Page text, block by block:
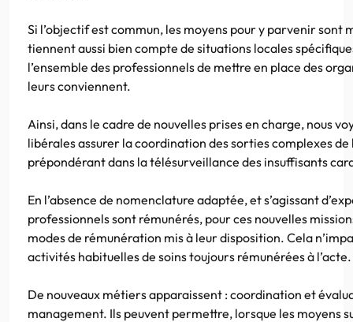
Si l’objectif est commun, les moyens pour y parvenir sont
tiennent aussi bien compte de situations locales
l’ensemble des professionnels de mettre en place des
leurs conviennent.
Ainsi, dans le cadre de nouvelles prises en charge, nous
libérales assurer la coordination des sorties complexes de
prépondérant dans la télésurveillance des insuffisants
En l’absence de nomenclature adaptée, et s’agissant
professionnels sont rémunérés, pour ces nouvelles
modes de rémunération mis à leur disposition. Cela
activités habituelles de soins toujours rémunérées à l’acte.
De nouveaux métiers apparaissent : coordination et
management. Ils peuvent permettre, lorsque les moyens